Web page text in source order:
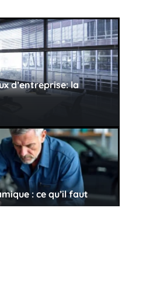
d’entreprise: la
: ce qu’il faut